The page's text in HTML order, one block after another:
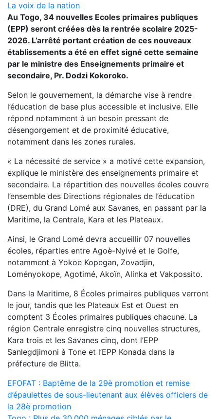
La voix de la nation
Au Togo, 34 nouvelles Ecoles primaires publiques
(EPP) seront créées dès la rentrée scolaire 2025-
2026. L’arrêté portant création de ces nouveaux
établissements a été en effet signé cette semaine
par le ministre des Enseignements primaire et
secondaire, Pr. Dodzi Kokoroko.
Selon le gouvernement, la démarche vise à rendre
l’éducation de base plus accessible et inclusive. Elle
répond notamment à un besoin pressant de
désengorgement et de proximité éducative,
notamment dans les zones rurales.
« La nécessité de service » a motivé cette expansion,
explique le ministère des enseignements primaire et
secondaire. La répartition des nouvelles écoles couvre
l’ensemble des Directions régionales de l’éducation
(DRE), du Grand Lomé aux Savanes, en passant par la
Maritime, la Centrale, Kara et les Plateaux.
Ainsi, le Grand Lomé devra accueillir 07 nouvelles
écoles, réparties entre Agoè-Nyivé et le Golfe,
notamment à Yokoe Kopegan, Zovadjin,
Loményokope, Agotimé, Akoïn, Alinka et Vakpossito.
Dans la Maritime, 8 Écoles primaires publiques verront
le jour, tandis que les Plateaux Est et Ouest en
comptent 3 Écoles primaires publiques chacune. La
région Centrale enregistre cinq nouvelles structures,
Kara trois et les Savanes cinq, dont l’EPP
Sanlegdjimoni à Tone et l’EPP Konada dans la
préfecture de Blitta.
Navigation
de
EFOFAT : Baptême de la 29è promotion et remise
d’épaulettes de sous-lieutenant aux élèves officiers de
la 28è promotion